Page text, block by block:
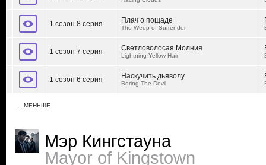
1 сезон 8 серия Плач о пощаде
The Weep of Surrender
1 сезон 7 серия Светловолосая Молния
Lightning Yellow Hair
1 сезон 6 серия Наскучить дьяволу
Boring The Devil
…МЕНЬШЕ
Мэр Кингстауна
Mayor of Kingstown